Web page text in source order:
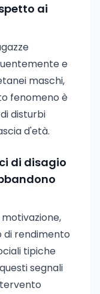
ai
e
maschi,
fenomeno è
disturbi
d'età.
di disagio
di rendimento
tipiche
segnali